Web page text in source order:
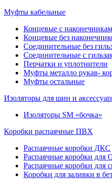
Муфты кабельные
Концевые с
Концевые без
Соединительные без
Соединительные с
Перчатки и уплотнители
Муфты металло рукав-
Муфты остальные
Изоляторы для шин и
Изоляторы SM «бочка»
Коробки распаячные ПВХ
Распаячные коробки ДКС
Распаячные коробки для
Распаячные коробки для
Коробки для заливки в